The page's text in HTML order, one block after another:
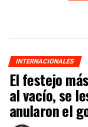
INTERNACIONALES
El festejo
al vacío, se
anularon el